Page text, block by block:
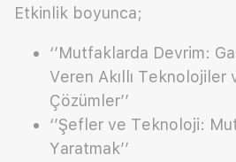
Etkinlik boyunca;
‘’Mutfaklarda Devrim:
Veren Akıllı Teknolojiler
Çözümler’’
‘’Şefler ve Teknoloji:
Yaratmak’’